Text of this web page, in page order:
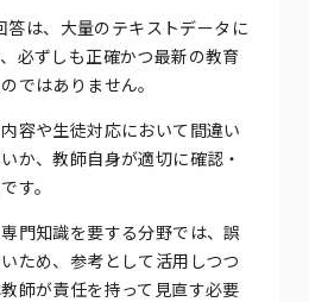
は、大量のテキストデータに
必ずしも正確かつ最新の教育
ではありません。
容や生徒対応において間違い
か、教師自身が適切に確認・
す。
門知識を要する分野では、誤
ため、参考として活用しつつ
師が責任を持って見直す必要